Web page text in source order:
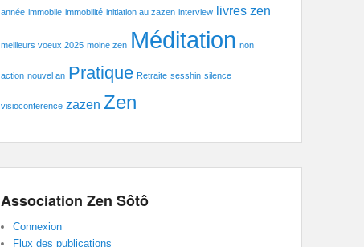
année immobile immobilité initiation au zazen interview livres zen
meilleurs voeux 2025 moine zen Méditation non
action nouvel an Pratique Retraite sesshin silence
visioconference zazen Zen
Association Zen Sôtô
Connexion
Flux des publications